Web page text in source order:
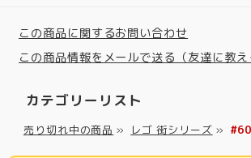
この商品に関するお問い合わせ
この商品情報をメールで送る（友達に教え
カテゴリーリスト
売り切れ中の商品 » レゴ 街シリーズ »